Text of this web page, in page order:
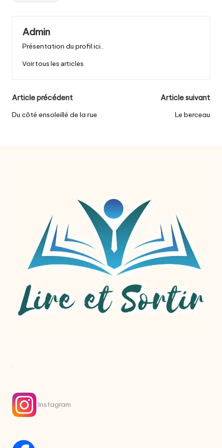
Admin
Présentation du profil ici..
Voir tous les articles
Post
navigation
Article précédent
Du côté ensoleillé de la rue
Article suivant
Le berceau
.
Instagram